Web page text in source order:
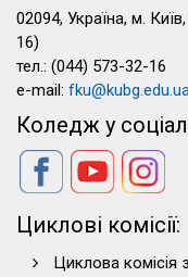
02094, Україна, м.
16)
тел.: (044) 573-32-16
e-mail:
Коледж у
Циклові комісії:
Циклова комісія